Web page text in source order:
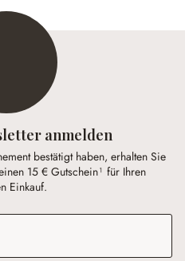
anmelden
bestätigt haben, erhalten Sie
15 € Gutschein¹ für Ihren
Einkauf.